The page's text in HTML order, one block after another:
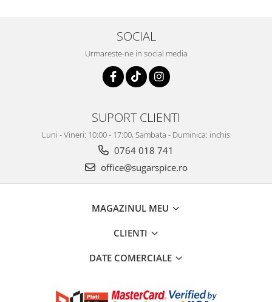
SOCIAL
Urmareste-ne in social media
SUPORT CLIENTI
Luni - Vineri: 10:00 - 17:00, Sambata - Duminica: inchis
0764 018 741
office@sugarspice.ro
MAGAZINUL MEU
CLIENTI
DATE COMERCIALE